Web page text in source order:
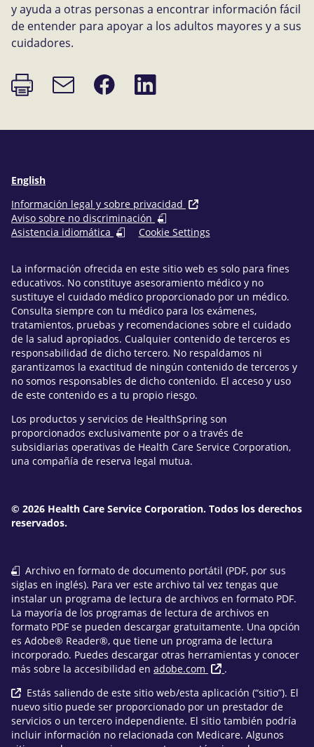
y ayuda a otras personas a encontrar información fácil
de entender para apoyar a los adultos mayores y a sus
cuidadores.
Imprimir
página
Enlace
de
Compartir
en
Compartir
en
English
Información legal y sobre privacidad
Aviso sobre no discriminación
Asistencia idiomática
Cookie Settings
La información ofrecida en este sitio web es solo para fines
educativos. No constituye asesoramiento médico y no
sustituye el cuidado médico proporcionado por un médico.
Consulta siempre con tu médico para los exámenes,
tratamientos, pruebas y recomendaciones sobre el cuidado
de la salud apropiados. Cualquier contenido de terceros es
responsabilidad de dicho tercero. No respaldamos ni
garantizamos la exactitud de ningún contenido de terceros y
no somos responsables de dicho contenido. El acceso y uso
de este contenido es a tu propio riesgo.
Los productos y servicios de HealthSpring son
proporcionados exclusivamente por o a través de
subsidiarias operativas de Health Care Service Corporation,
una compañía de reserva legal mutua.
© 2026 Health Care Service Corporation. Todos los derechos
reservados.
Archivo en formato de documento portátil (PDF, por sus
siglas en inglés). Para ver este archivo tal vez tengas que
instalar un programa de lectura de archivos en formato PDF.
La mayoría de los programas de lectura de archivos en
formato PDF se pueden descargar gratuitamente. Una opción
es Adobe® Reader®, que tiene un programa de lectura
incorporado. Puedes descargar otras herramientas y conocer
más sobre la accesibilidad en adobe.com
.
Estás saliendo de este sitio web/esta aplicación (“sitio”). El
nuevo sitio puede ser proporcionado por un prestador de
servicios o un tercero independiente. El sitio también podría
incluir información no relacionada con Medicare. Algunos